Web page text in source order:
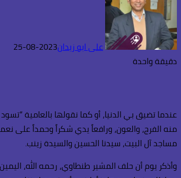
على ابو زيدان2023-08-25
دقيقة واحدة
عندما تضيق بي الدنيا، أو كما نقولها بالعامية
منه الفرج، والعون، ورافعاً يدي شكراً وحمداً على
مساجد آل البيت، سيدنا الحسين والسيدة زينب.
وأذكر يوم أن حلف المشير طنطاوي، رحمه الله،